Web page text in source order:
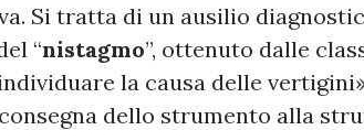
Si tratta di un ausilio
“nistagmo”, ottenuto dalle
la causa delle
dello strumento alla